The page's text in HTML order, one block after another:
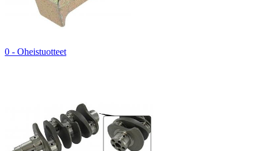
0 - Oheistuotteet